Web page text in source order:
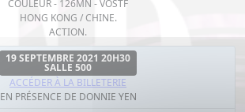
COULEUR - 126MN - VOSTF
HONG KONG / CHINE.
ACTION.
19 SEPTEMBRE 2021 20H30
SALLE 500
ACCÉDER À LA BILLETERIE
EN PRÉSENCE DE DONNIE YEN